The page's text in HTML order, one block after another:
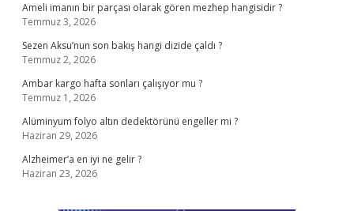
Ameli imanın bir parçası olarak gören mezhep hangisidir ?
Temmuz 3, 2026
Sezen Aksu’nun son bakış hangi dizide çaldı ?
Temmuz 2, 2026
Ambar kargo hafta sonları çalışıyor mu ?
Temmuz 1, 2026
Alüminyum folyo altın dedektörünü engeller mi ?
Haziran 29, 2026
Alzheimer’a en iyi ne gelir ?
Haziran 23, 2026